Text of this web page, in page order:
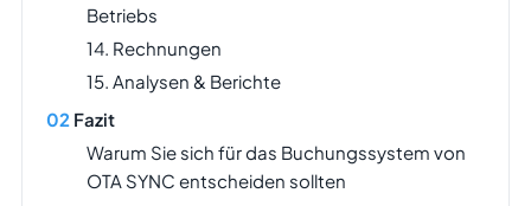
Betriebs
14. Rechnungen
15. Analysen & Berichte
Fazit
Warum Sie sich für das Buchungssystem von
OTA SYNC entscheiden sollten